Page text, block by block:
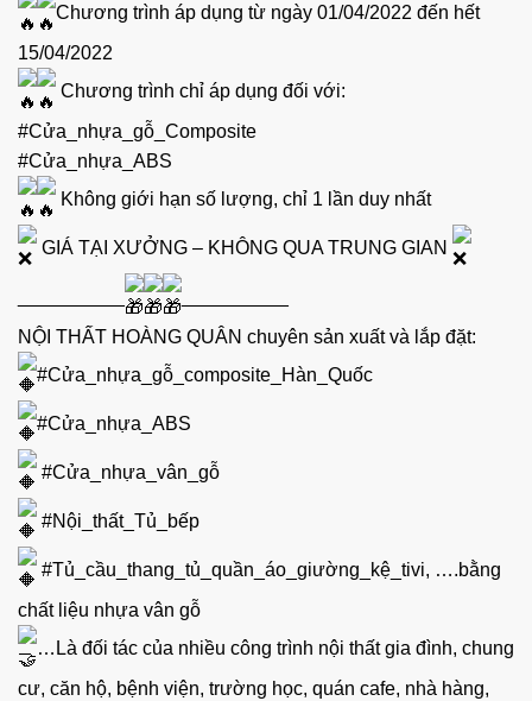
Chương trình áp dụng từ ngày 01/04/2022 đến hết
15/04/2022
Chương trình chỉ áp dụng đối với:
#Cửa_nhựa_gỗ_Composite
#Cửa_nhựa_ABS
Không giới hạn số lượng, chỉ 1 lần duy nhất
GIÁ TẠI XƯỞNG – KHÔNG QUA TRUNG GIAN
NỘI THẤT HOÀNG QUÂN chuyên sản xuất và lắp đặt:
#Cửa_nhựa_gỗ_composite_Hàn_Quốc
#Cửa_nhựa_ABS
#Cửa_nhựa_vân_gỗ
#Nội_thất_Tủ_bếp
#Tủ_cầu_thang_tủ_quần_áo_giường_kệ_tivi , ….bằng
chất liệu nhựa vân gỗ
…Là đối tác của nhiều công trình nội thất gia đình, chung
cư, căn hộ, bệnh viện, trường học, quán cafe, nhà hàng,